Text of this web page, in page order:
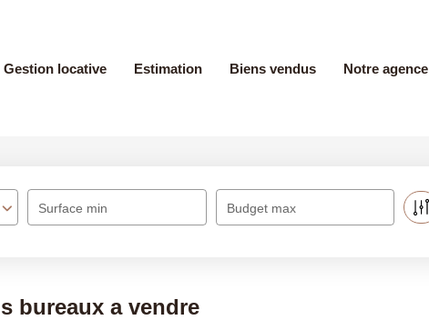
Gestion locative Estimation Biens vendus Notre agence
Surface min Budget max
bureaux a vendre